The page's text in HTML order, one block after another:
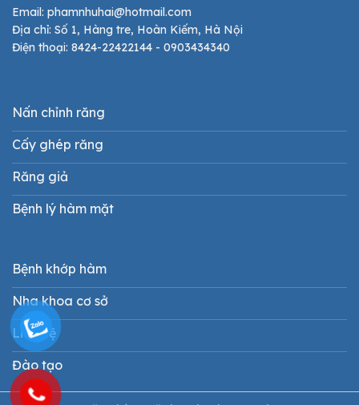
Email: phamnhuhai@hotmail.com
Địa chỉ: Số 1, Hàng tre, Hoàn Kiếm, Hà Nội
Điện thoại: 8424-22422144 - 0903434340
Nấn chỉnh răng
Cấy ghép răng
Răng giả
Bệnh lý hàm mặt
Bệnh khớp hàm
Nha khoa cơ sở
Liên hệ
Đào tạo